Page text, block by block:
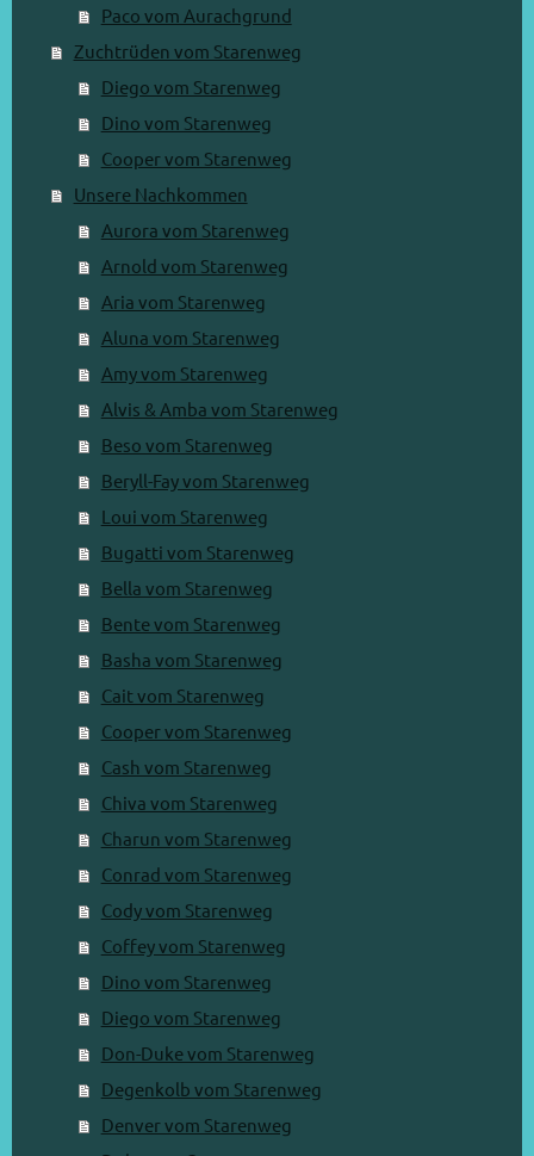
Paco vom Aurachgrund
Zuchtrüden vom Starenweg
Diego vom Starenweg
Dino vom Starenweg
Cooper vom Starenweg
Unsere Nachkommen
Aurora vom Starenweg
Arnold vom Starenweg
Aria vom Starenweg
Aluna vom Starenweg
Amy vom Starenweg
Alvis & Amba vom Starenweg
Beso vom Starenweg
Beryll-Fay vom Starenweg
Loui vom Starenweg
Bugatti vom Starenweg
Bella vom Starenweg
Bente vom Starenweg
Basha vom Starenweg
Cait vom Starenweg
Cooper vom Starenweg
Cash vom Starenweg
Chiva vom Starenweg
Charun vom Starenweg
Conrad vom Starenweg
Cody vom Starenweg
Coffey vom Starenweg
Dino vom Starenweg
Diego vom Starenweg
Don-Duke vom Starenweg
Degenkolb vom Starenweg
Denver vom Starenweg